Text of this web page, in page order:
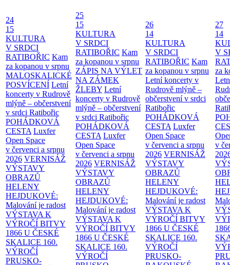
24
15
KULTURA
V SRDCI
RATIBOŘIC Kam
za kopanou v srpnu
MALOSKALICKÉ
POSVÍCENÍ Letní
koncerty v Rudrově
mlýně – občerstvení
v srdci Ratibořic
POHÁDKOVÁ
CESTA Luxfer
Open Space
v červenci a srpnu
2026 VERNISÁŽ
VÝSTAVY
OBRAZŮ
HELENY
HEJDUKOVÉ:
Malování je radost
VÝSTAVA K
VÝROČÍ BITVY
1866 U ČESKÉ
SKALICE 160.
VÝROČÍ
PRUSKO-
25
15
KULTURA
V SRDCI
RATIBOŘIC Kam
za kopanou v srpnu
ZÁPIS NA VÝLET
NA ZÁMEK
ŽLEBY Letní
koncerty v Rudrově
mlýně – občerstvení
v srdci Ratibořic
POHÁDKOVÁ
CESTA Luxfer
Open Space
v červenci a srpnu
2026 VERNISÁŽ
VÝSTAVY
OBRAZŮ
HELENY
HEJDUKOVÉ:
Malování je radost
VÝSTAVA K
VÝROČÍ BITVY
1866 U ČESKÉ
SKALICE 160.
VÝROČÍ
26
14
KULTURA
V SRDCI
RATIBOŘIC Kam
za kopanou v srpnu
Letní koncerty v
Rudrově mlýně –
občerstvení v srdci
Ratibořic
POHÁDKOVÁ
CESTA Luxfer
Open Space
v červenci a srpnu
2026 VERNISÁŽ
VÝSTAVY
OBRAZŮ
HELENY
HEJDUKOVÉ:
Malování je radost
VÝSTAVA K
VÝROČÍ BITVY
1866 U ČESKÉ
SKALICE 160.
VÝROČÍ
PRUSKO-
27
14
V
za
v